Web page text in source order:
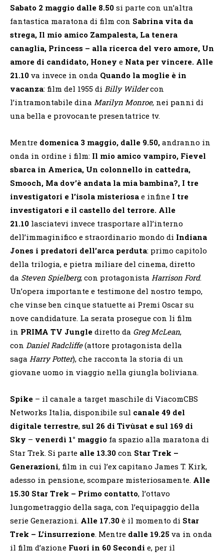
Sabato 2 maggio dalle 8.50 si parte con un’altra
fantastica maratona di film con Sabrina vita da
strega, Il mio amico Zampalesta, La tenera
canaglia, Princess – alla ricerca del vero amore, Un
amore di candidato, Honey e Nata per vincere. Alle
21.10 va invece in onda Quando la moglie è in
vacanza: film del 1955 di Billy Wildercon
l’intramontabile dina Marilyn Monroe, nei panni di
una bella e provocante presentatrice tv.
Mentre domenica 3 maggio, dalle 9.50, andranno in
onda in ordine i film: Il mio amico vampiro, Fievel
sbarca in America, Un colonnello in cattedra,
Smooch, Ma dov’è andata la mia bambina?, I tre
investigatori e l’isola misteriosa e infine I tre
investigatori e il castello del terrore. Alle
21.10 lasciatevi invece trasportare all’interno
dell’immaginifico e straordinario mondo di Indiana
Jones i predatori dell’arca perduta: primo capitolo
della trilogia, e pietra miliare del cinema, diretto
da Steven Spielberg, con protagonista Harrison Ford.
Un’opera importante e testimone del nostro tempo,
che vinse ben cinque statuette ai Premi Oscar su
nove candidature. La serata prosegue con li film
in PRIMA TV Jungle diretto da Greg McLean,
con Daniel Radcliffe(attore protagonista della
saga Harry Potter), che racconta la storia di un
giovane uomo in viaggio nella giungla boliviana.
Spike – il canale a target maschile di ViacomCBS
Networks Italia, disponibile sul canale 49 del
digitale terrestre, sul 26 di Tivùsat e sul 169 di
Sky – venerdì 1° maggio fa spazio alla maratona di
Star Trek. Si parte alle 13.30 con Star Trek –
Generazioni, film in cui l’ex capitano James T. Kirk,
adesso in pensione, scompare misteriosamente. Alle
15.30 Star Trek – Primo contatto, l’ottavo
lungometraggio della saga, con l’equipaggio della
serie Generazioni. Alle 17.30 è il momento di Star
Trek – L’insurrezione. Mentre dalle 19.25 va in onda
il film d’azione Fuori in 60 Secondi e, per il